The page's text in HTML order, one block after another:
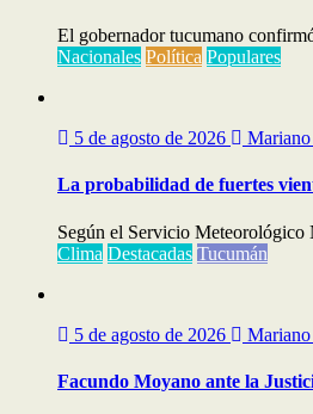
El gobernador tucumano
Nacionales Política Populares
5 de agosto de 2026
La probabilidad de fuertes
Según el Servicio Meteorológico
Clima Destacadas Tucumán
5 de agosto de 2026
Facundo Moyano ante la